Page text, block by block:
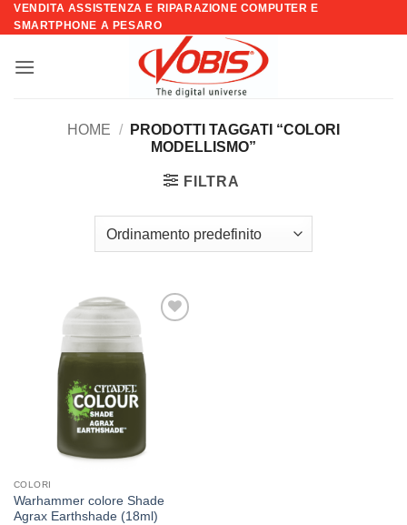
Salta
ai
VENDITA ASSISTENZA E RIPARAZIONE COMPUTER E
SMARTPHONE A PESARO
HOME /
PRODOTTI TAGGATI “COLORI
MODELLISMO”
FILTRA
desideri
COLORI
Warhammer colore Shade
Agrax Earthshade (18ml)